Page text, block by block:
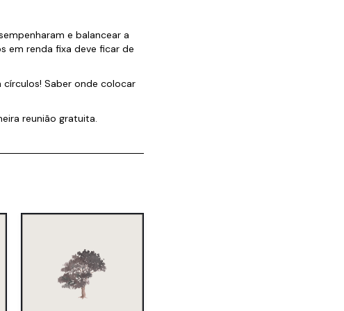
e balancear a
em renda fixa deve ficar de
círculos! Saber onde colocar
reunião gratuita.